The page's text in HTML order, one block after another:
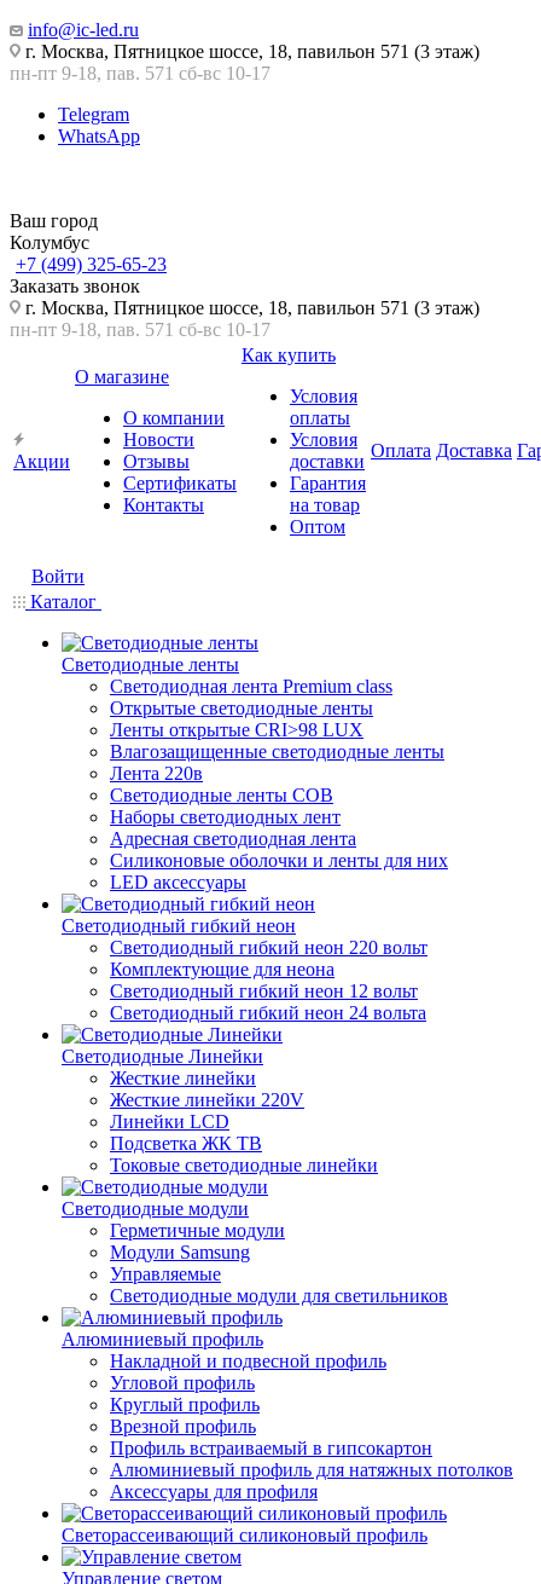
info@ic-led.ru
г. Москва, Пятницкое шоссе, 18, павильон 571 (3 этаж)
пн-пт 9-18, пав. 571 сб-вс 10-17
Telegram
WhatsApp
Ваш город
Колумбус
+7 (499) 325-65-23
Заказать звонок
г. Москва, Пятницкое шоссе, 18, павильон 571 (3 этаж)
пн-пт 9-18, пав. 571 сб-вс 10-17
Акции
О магазине
О компании
Новости
Отзывы
Сертификаты
Контакты
Как купить
Условия
оплаты
Условия
доставки
Гарантия
на товар
Оптом
Оплата Доставка
Войти
Каталог
Светодиодные ленты
Светодиодная лента Premium class
Открытые светодиодные ленты
Ленты открытые CRI>98 LUX
Влагозащищенные светодиодные ленты
Лента 220в
Светодиодные ленты COB
Наборы светодиодных лент
Адресная светодиодная лента
Силиконовые оболочки и ленты для них
LED аксессуары
Светодиодный гибкий неон
Светодиодный гибкий неон 220 вольт
Комплектующие для неона
Светодиодный гибкий неон 12 вольт
Светодиодный гибкий неон 24 вольта
Светодиодные Линейки
Жесткие линейки
Жесткие линейки 220V
Линейки LCD
Подсветка ЖК ТВ
Токовые светодиодные линейки
Светодиодные модули
Герметичные модули
Модули Samsung
Управляемые
Светодиодные модули для светильников
Алюминиевый профиль
Накладной и подвесной профиль
Угловой профиль
Круглый профиль
Врезной профиль
Профиль встраиваемый в гипсокартон
Алюминиевый профиль для натяжных потолков
Аксессуары для профиля
Светорассеивающий силиконовый профиль
Управление светом